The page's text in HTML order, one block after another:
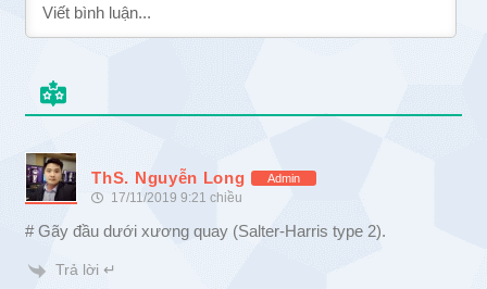
ThS. Nguyễn Long Admin
17/11/2019 9:21 chiều
# Gãy đầu dưới xương quay (Salter-Harris type 2).
Trả lời ↵